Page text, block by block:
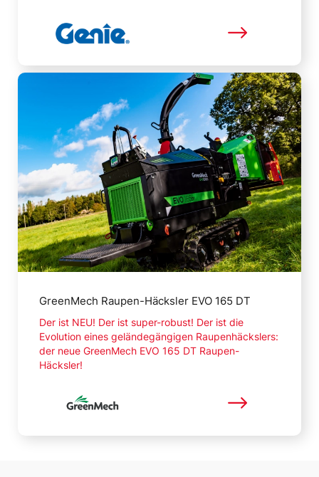
GreenMech Raupen-Häcksler EVO 165 DT
Der ist NEU! Der ist super-robust! Der ist die
Evolution eines geländegängigen Raupenhäckslers:
der neue GreenMech EVO 165 DT Raupen-
Häcksler!
Mehr lesen